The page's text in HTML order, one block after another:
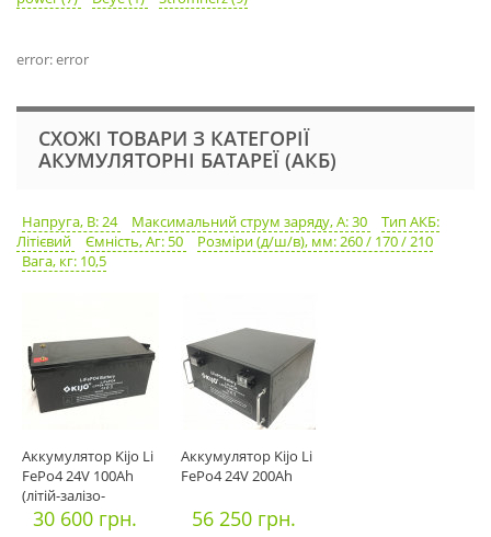
error: error
СХОЖІ ТОВАРИ З КАТЕГОРІЇ
АКУМУЛЯТОРНІ БАТАРЕЇ (АКБ)
Напруга, В: 24 Максимальний струм заряду, А: 30
Тип АКБ:
Літієвий
Ємність, Аг: 50
Розміри (д/ш/в), мм: 260 / 170 / 210
Вага, кг: 10,5
Аккумулятор Kijo Li
FePo4 24V 100Ah
(літій-залізо-
фосфатний)
30 600 грн.
Аккумулятор Kijo Li
FePo4 24V 200Ah
56 250 грн.